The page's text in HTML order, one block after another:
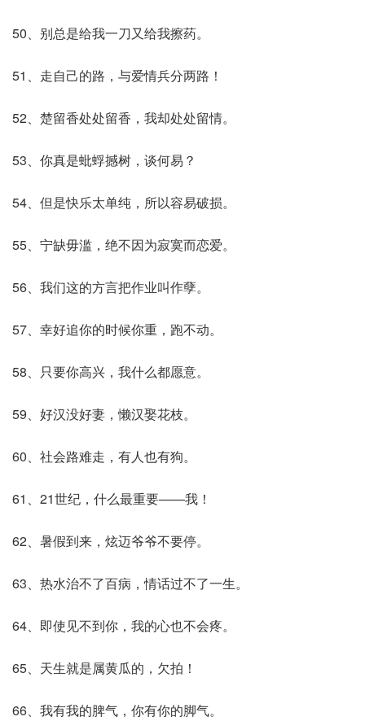
50、别总是给我一刀又给我擦药。
51、走自己的路，与爱情兵分两路！
52、楚留香处处留香，我却处处留情。
53、你真是蚍蜉撼树，谈何易？
54、但是快乐太单纯，所以容易破损。
55、宁缺毋滥，绝不因为寂寞而恋爱。
56、我们这的方言把作业叫作孽。
57、幸好追你的时候你重，跑不动。
58、只要你高兴，我什么都愿意。
59、好汉没好妻，懒汉娶花枝。
60、社会路难走，有人也有狗。
61、21世纪，什么最重要——我！
62、暑假到来，炫迈爷爷不要停。
63、热水治不了百病，情话过不了一生。
64、即使见不到你，我的心也不会疼。
65、天生就是属黄瓜的，欠拍！
66、我有我的脾气，你有你的脚气。